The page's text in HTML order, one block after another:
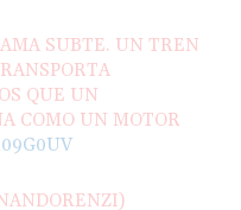
SUBTE. UN TREN
QUE UN
COMO UN MOTOR